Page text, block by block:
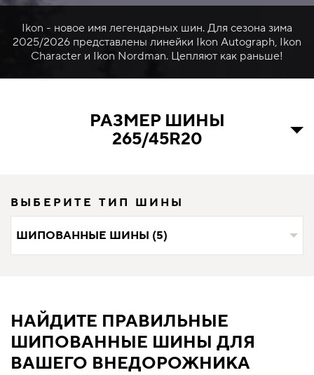
Ikon - новое имя легендарных шин. Для сезона зима
2025/2026 представлены линейки Ikon Autograph, Ikon
Character и Ikon Nordman. Цепляют как раньше!
РАЗМЕР ШИНЫ
265/45R20
ВЫБЕРИТЕ ТИП ШИНЫ
ШИПОВАННЫЕ ШИНЫ (5)
НАЙДИТЕ ПРАВИЛЬНЫЕ
ШИПОВАННЫЕ ШИНЫ ДЛЯ
ВАШЕГО ВНЕДОРОЖНИКА